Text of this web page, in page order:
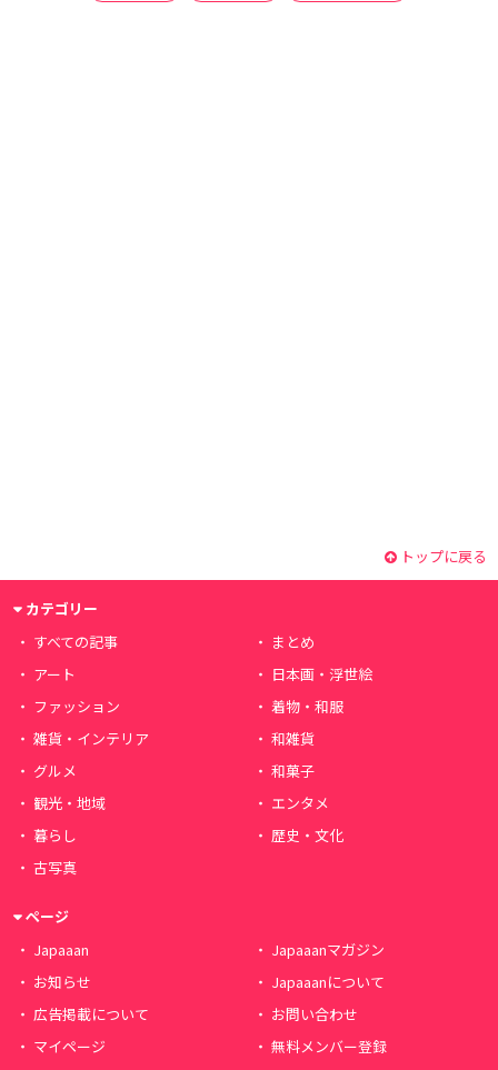
トップに戻る
カテゴリー
すべての記事
まとめ
アート
日本画・浮世絵
ファッション
着物・和服
雑貨・インテリア
和雑貨
グルメ
和菓子
観光・地域
エンタメ
暮らし
歴史・文化
古写真
ページ
Japaaan
Japaaanマガジン
お知らせ
Japaaanについて
広告掲載について
お問い合わせ
マイページ
無料メンバー登録